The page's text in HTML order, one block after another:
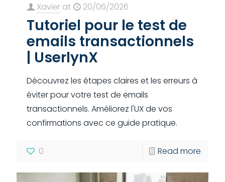
Xavier at 20/06/2026
Tutoriel pour le test de
emails transactionnels
| UserlynX
Découvrez les étapes claires et les erreurs à
éviter pour votre test de emails
transactionnels. Améliorez l'UX de vos
confirmations avec ce guide pratique.
0 Read more